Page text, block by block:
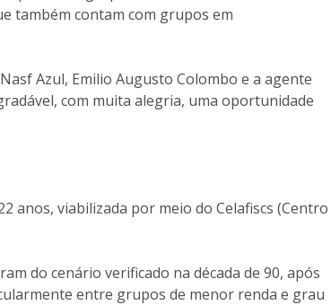
também contam com grupos em
Azul, Emilio Augusto Colombo e a agente
com muita alegria, uma oportunidade
anos, viabilizada por meio do Celafiscs (Centro
do cenário verificado na década de 90, após
entre grupos de menor renda e grau